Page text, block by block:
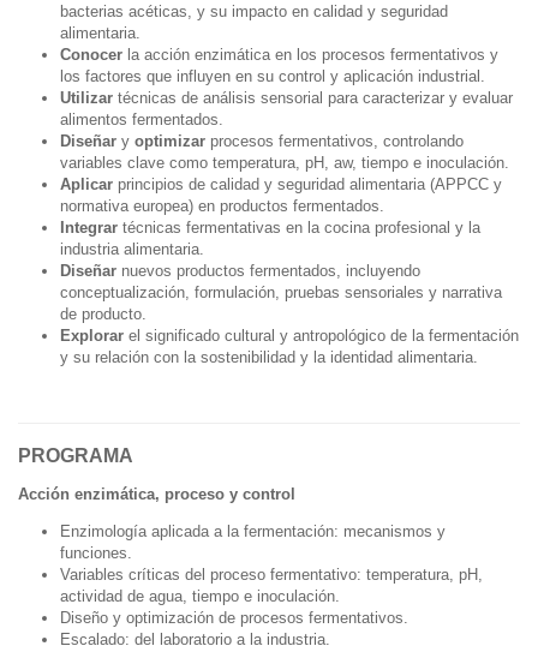
bacterias acéticas, y su impacto en calidad y seguridad
alimentaria.
Conocer la acción enzimática en los procesos fermentativos y
los factores que influyen en su control y aplicación industrial.
Utilizar técnicas de análisis sensorial para caracterizar y evaluar
alimentos fermentados.
Diseñar y optimizar procesos fermentativos, controlando
variables clave como temperatura, pH, aw, tiempo e inoculación.
Aplicar principios de calidad y seguridad alimentaria (APPCC y
normativa europea) en productos fermentados.
Integrar técnicas fermentativas en la cocina profesional y la
industria alimentaria.
Diseñar nuevos productos fermentados, incluyendo
conceptualización, formulación, pruebas sensoriales y narrativa
de producto.
Explorar el significado cultural y antropológico de la fermentación
y su relación con la sostenibilidad y la identidad alimentaria.
PROGRAMA
Acción enzimática, proceso y control
Enzimología aplicada a la fermentación: mecanismos y
funciones.
Variables críticas del proceso fermentativo: temperatura, pH,
actividad de agua, tiempo e inoculación.
Diseño y optimización de procesos fermentativos.
Escalado: del laboratorio a la industria.